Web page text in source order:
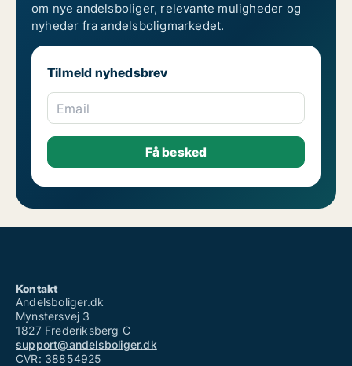
om nye andelsboliger, relevante muligheder og
nyheder fra andelsboligmarkedet.
Tilmeld nyhedsbrev
Email
Kontakt
Andelsboliger.dk
Mynstersvej 3
1827 Frederiksberg C
support@andelsboliger.dk
CVR: 38854925